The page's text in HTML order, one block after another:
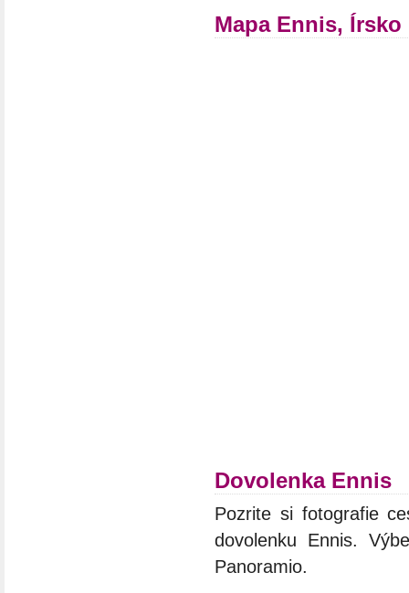
Mapa Ennis, Írsko
Dovolenka Ennis
Pozrite si fotografie
dovolenku Ennis.
Panoramio.